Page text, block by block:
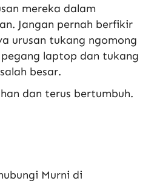
mereka dalam
Jangan pernah berfikir
urusan tukang ngomong
laptop dan tukang
besar.
dan terus bertumbuh.
Murni di